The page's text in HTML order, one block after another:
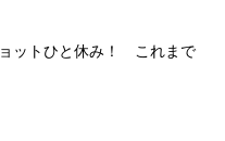
ットひと休み！ これまで